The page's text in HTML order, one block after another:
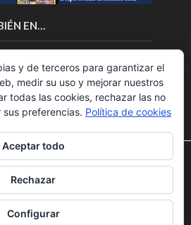
EN…
Noticias aerospacial
aviación comercial
la mejor experiencia en
qué cookies utilizamos o
.
y de terceros para garantizar el
medir su uso y mejorar nuestros
todas las cookies, rechazar las no
preferencias. Política de cookies
Aceptar todo
Rechazar
Configurar